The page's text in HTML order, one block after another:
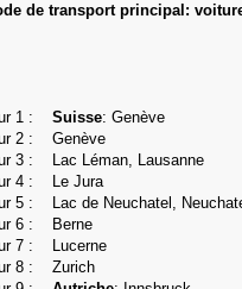
de transport principal:
1 : Suisse: Genève
2 : Genève
3 : Lac Léman, Lausanne
4 : Le Jura
5 :
Lac de Neuchatel,
6 :
Berne
7 :
Lucerne
8 : Zurich